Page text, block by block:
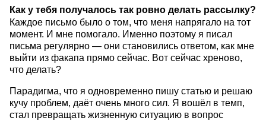
Как у тебя получалось так ровно делать рассылку?
Каждое письмо было о том, что меня напрягало на тот
момент. И мне помогало. Именно поэтому я писал
письма регулярно — они становились ответом, как мне
выйти из факапа прямо сейчас. Вот сейчас хреново,
что делать?
Парадигма, что я одновременно пишу статью и решаю
кучу проблем, даёт очень много сил. Я вошёл в темп,
стал превращать жизненную ситуацию в вопрос